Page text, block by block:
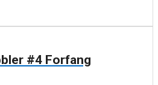
#4 Forfang